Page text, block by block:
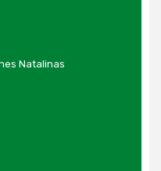
Natalinas